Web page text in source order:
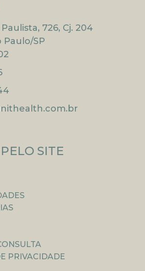
726, Cj. 204
Paulo/SP
SITE
PRIVACIDADE